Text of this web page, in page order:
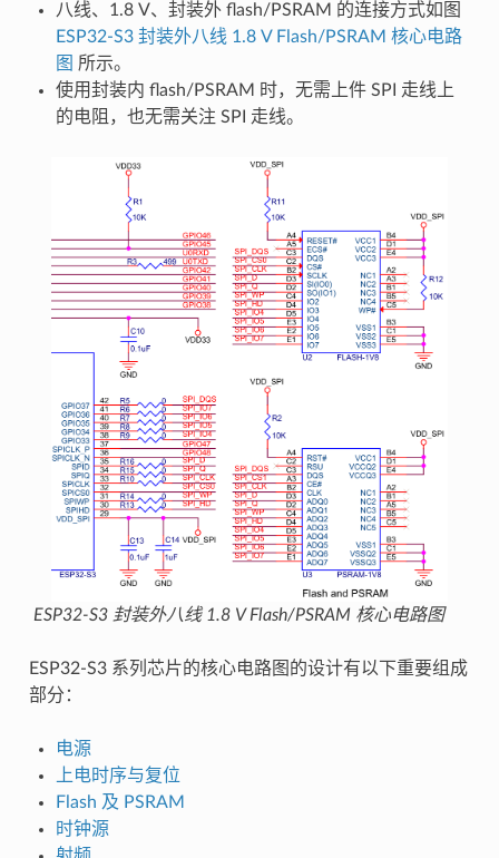
八线、1.8 V、封装外 flash/PSRAM 的连接方式如图
ESP32-S3 封装外八线 1.8 V Flash/PSRAM 核心电路
图 所示。
使用封装内 flash/PSRAM 时，无需上件 SPI 走线上
的电阻，也无需关注 SPI 走线。
ESP32-S3 封装外八线 1.8 V Flash/PSRAM 核心电路图
ESP32-S3 系列芯片的核心电路图的设计有以下重要组成
部分：
电源
上电时序与复位
Flash 及 PSRAM
时钟源